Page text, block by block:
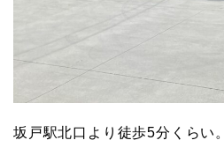
坂戸駅北口より徒歩5分くらい。